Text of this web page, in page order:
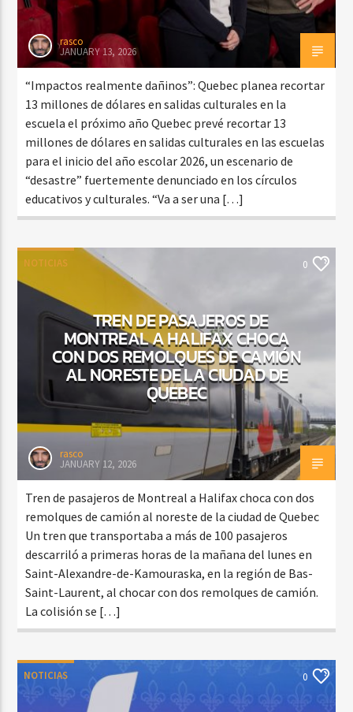
rasco
JANUARY 13, 2026
“Impactos realmente dañinos”: Quebec planea recortar
13 millones de dólares en salidas culturales en la
escuela el próximo año Quebec prevé recortar 13
millones de dólares en salidas culturales en las escuelas
para el inicio del año escolar 2026, un escenario de
“desastre” fuertemente denunciado en los círculos
educativos y culturales. “Va a ser una […]
NOTICIAS 0
TREN DE PASAJEROS DE
MONTREAL A HALIFAX CHOCA
CON DOS REMOLQUES DE CAMIÓN
AL NORESTE DE LA CIUDAD DE
QUEBEC
rasco
JANUARY 12, 2026
Tren de pasajeros de Montreal a Halifax choca con dos
remolques de camión al noreste de la ciudad de Quebec
Un tren que transportaba a más de 100 pasajeros
descarriló a primeras horas de la mañana del lunes en
Saint-Alexandre-de-Kamouraska, en la región de Bas-
Saint-Laurent, al chocar con dos remolques de camión.
La colisión se […]
NOTICIAS 0